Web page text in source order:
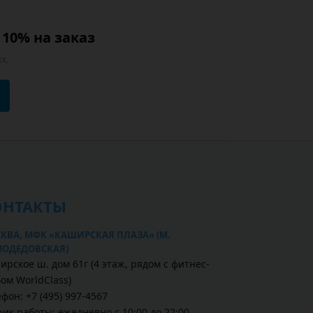
на заказ
МФК «КАШИРСКАЯ ПЛАЗА» (М.
ш. дом 61г (4 этаж, рядом с фитнес-
WorldClass)
+7 (495) 997-4567